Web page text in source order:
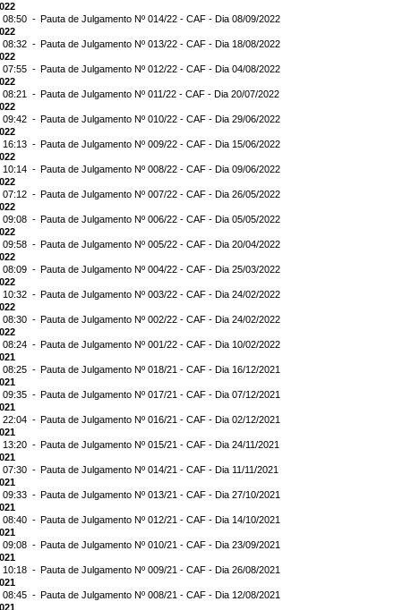
08:50 - Pauta de Julgamento Nº 014/22 - CAF - Dia 08/09/2022
08:32 - Pauta de Julgamento Nº 013/22 - CAF - Dia 18/08/2022
07:55 - Pauta de Julgamento Nº 012/22 - CAF - Dia 04/08/2022
08:21 - Pauta de Julgamento Nº 011/22 - CAF - Dia 20/07/2022
09:42 - Pauta de Julgamento Nº 010/22 - CAF - Dia 29/06/2022
16:13 - Pauta de Julgamento Nº 009/22 - CAF - Dia 15/06/2022
10:14 - Pauta de Julgamento Nº 008/22 - CAF - Dia 09/06/2022
07:12 - Pauta de Julgamento Nº 007/22 - CAF - Dia 26/05/2022
09:08 - Pauta de Julgamento Nº 006/22 - CAF - Dia 05/05/2022
09:58 - Pauta de Julgamento Nº 005/22 - CAF - Dia 20/04/2022
08:09 - Pauta de Julgamento Nº 004/22 - CAF - Dia 25/03/2022
10:32 - Pauta de Julgamento Nº 003/22 - CAF - Dia 24/02/2022
08:30 - Pauta de Julgamento Nº 002/22 - CAF - Dia 24/02/2022
08:24 - Pauta de Julgamento Nº 001/22 - CAF - Dia 10/02/2022
08:25 - Pauta de Julgamento Nº 018/21 - CAF - Dia 16/12/2021
09:35 - Pauta de Julgamento Nº 017/21 - CAF - Dia 07/12/2021
22:04 - Pauta de Julgamento Nº 016/21 - CAF - Dia 02/12/2021
13:20 - Pauta de Julgamento Nº 015/21 - CAF - Dia 24/11/2021
07:30 - Pauta de Julgamento Nº 014/21 - CAF - Dia 11/11/2021
09:33 - Pauta de Julgamento Nº 013/21 - CAF - Dia 27/10/2021
08:40 - Pauta de Julgamento Nº 012/21 - CAF - Dia 14/10/2021
09:08 - Pauta de Julgamento Nº 010/21 - CAF - Dia 23/09/2021
10:18 - Pauta de Julgamento Nº 009/21 - CAF - Dia 26/08/2021
08:45 - Pauta de Julgamento Nº 008/21 - CAF - Dia 12/08/2021